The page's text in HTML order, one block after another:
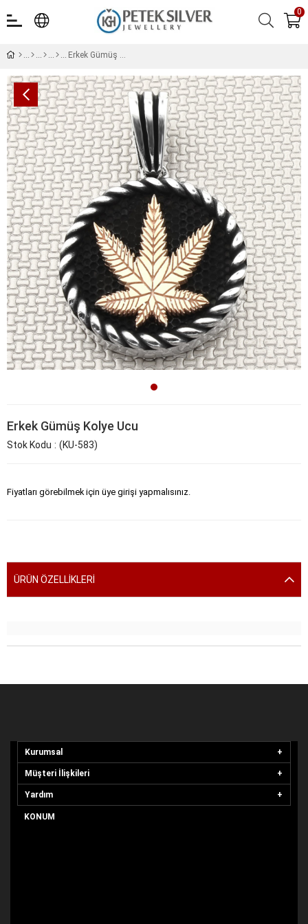
0
Erkek Gümüş Kolye Ucu
Erkek Gümüş Kolye Ucu
Stok Kodu (KU-583)
Fiyatları görebilmek için üye girişi yapmalısınız.
ÜRÜN ÖZELLIKLERI
Kurumsal
Müşteri İlişkileri
Yardım
KONUM